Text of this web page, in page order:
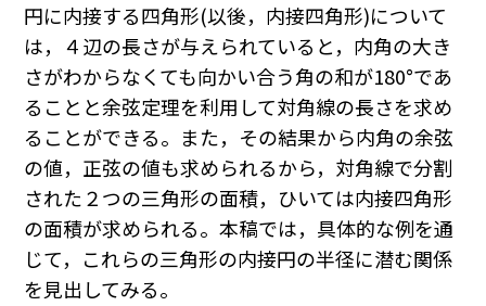
円に内接する四角形(以後，内接四角形)について
は，４辺の長さが与えられていると，内角の大き
さがわからなくても向かい合う角の和が180°であ
ることと余弦定理を利用して対角線の長さを求め
ることができる。また，その結果から内角の余弦
の値，正弦の値も求められるから，対角線で分割
された２つの三角形の面積，ひいては内接四角形
の面積が求められる。本稿では，具体的な例を通
じて，これらの三角形の内接円の半径に潜む関係
を見出してみる。